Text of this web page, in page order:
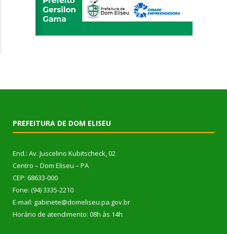
PREFEITURA DE DOM ELISEU
End.: Av. Juscelino Kubitscheck, 02
Centro – Dom Eliseu – PA
CEP: 68633-000
Fone: (94) 3335-2210
E-mail: gabinete@domeliseu.pa.gov.br
Horário de atendimento: 08h às 14h